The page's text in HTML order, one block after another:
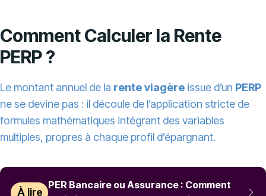
Comment Calculer la Rente
PERP ?
Le montant annuel de la rente viagère issue d’un PERP
ne se devine pas : il découle de l’application stricte de
formules mathématiques intégrant des variables
multiples, propres à chaque profil d’épargnant.
À lire
PER Bancaire ou Assurance : Comment